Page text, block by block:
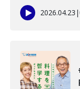
2026.04.23 |